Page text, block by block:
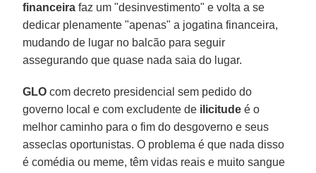
financeira faz um "desinvestimento" e volta a se
dedicar plenamente "apenas" a jogatina financeira,
mudando de lugar no balcão para seguir
assegurando que quase nada saia do lugar.
GLO com decreto presidencial sem pedido do
governo local e com excludente de ilicitude é o
melhor caminho para o fim do desgoverno e seus
asseclas oportunistas. O problema é que nada disso
é comédia ou meme, têm vidas reais e muito sangue